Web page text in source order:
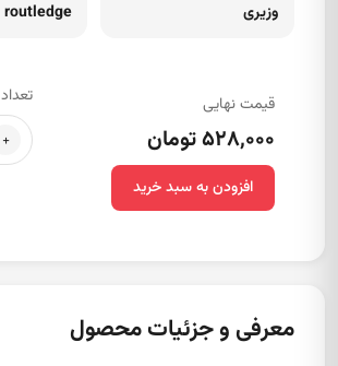
وزیری
routledge
قیمت نهایی
۵۲۸,۰۰۰ تومان
تعداد
+
افزودن به سبد خرید
معرفی و جزئیات محصول